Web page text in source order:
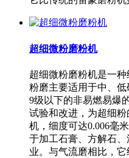
超细微粉磨粉机
超细微粉磨粉机是一
粉磨主要适用于中、
9级以下的非易燃易爆
试验和改进，为超细
机，细度可达0.006毫
于加工石膏、方解石
业。与气流磨相比，